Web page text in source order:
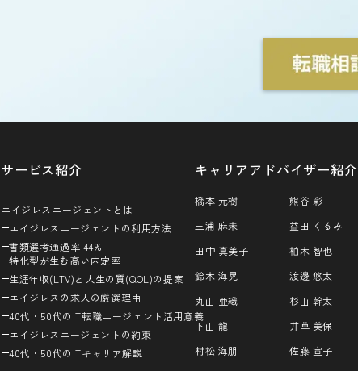
サービス紹介
エイジレスエージェントとは
エイジレスエージェントの利用方法
書類選考通過率 44%
特化型が生む高い内定率
生涯年収(LTV)と人生の質(QOL)の提案
エイジレスの求人の厳選理由
40代・50代のIT転職エージェント活用意義
エイジレスエージェントの約束
40代・50代のITキャリア解説
キャリアアドバイザー紹介
橋本 元樹
熊谷 彩
三浦 麻未
益田 くるみ
田中 真美子
柏木 智也
鈴木 海晃
渡邊 悠太
丸山 亜織
杉山 幹太
下山 龍
井草 美保
村松 海朋
佐藤 宣子